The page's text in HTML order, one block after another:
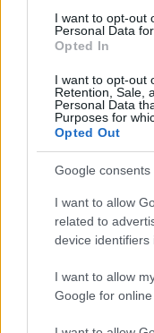
I want to opt-out
Personal Data
Opted In
I want to opt-out
Retention, Sale,
Personal Data
Purposes for
Opted Out
Google consents
I want to allow
related to
device identifiers
I want to allow
Google for
καθόταν
Δεν ήταν
και γιο -
του οδηγού»
Ανησυχία από
Δυτικού
-
Αθηνών για
Πέθανε ο
of Light»
Ryanair:
ήταν σαν
επιβάτιδα
έσπασε το